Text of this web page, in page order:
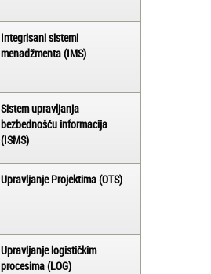
Integrisani sistemi
menadžmenta (IMS)
Sistem upravljanja
bezbednošću informacija
(ISMS)
Upravljanje Projektima (OTS)
Upravljanje logističkim
procesima (LOG)